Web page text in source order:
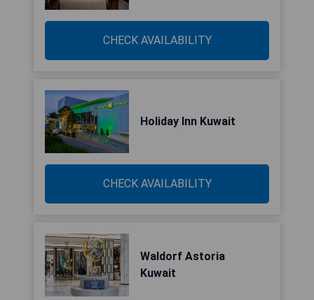
CHECK AVAILABILITY
Holiday Inn Kuwait
CHECK AVAILABILITY
Waldorf Astoria
Kuwait